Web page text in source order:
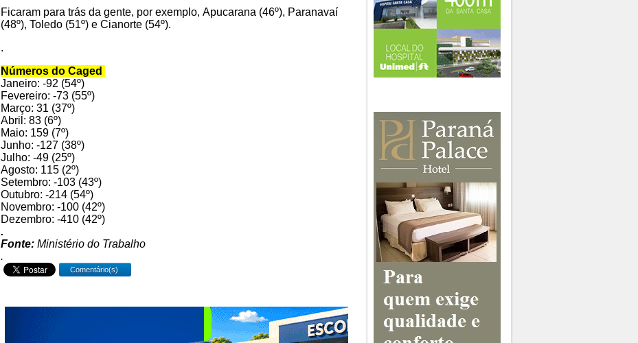
Ficaram para trás da gente, por exemplo, Apucarana (46º), Paranavaí
(48º), Toledo (51º) e Cianorte (54º).
.
Números do Caged
Janeiro: -92 (54º)
Fevereiro: -73 (55º)
Março: 31 (37º)
Abril: 83 (6º)
Maio: 159 (7º)
Junho: -127 (38º)
Julho: -49 (25º)
Agosto: 115 (2º)
Setembro: -103 (43º)
Outubro: -214 (54º)
Novembro: -100 (42º)
Dezembro: -410 (42º)
.
Fonte: Ministério do Trabalho
.
Comentário(s)